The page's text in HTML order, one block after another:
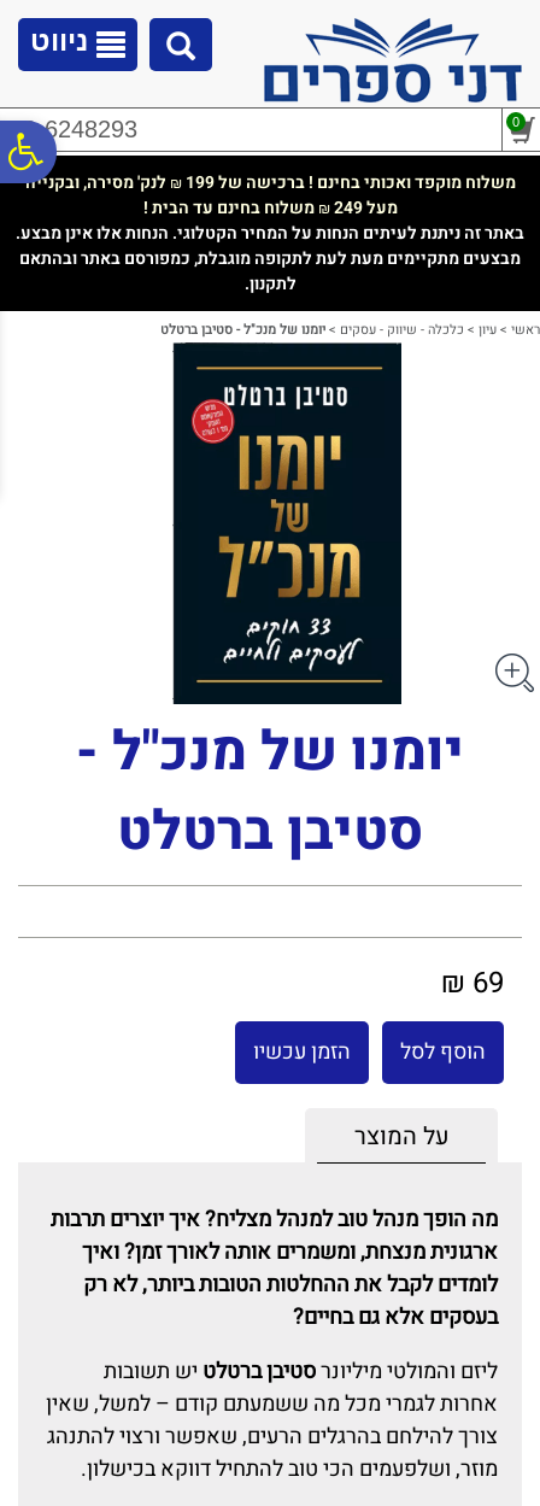
נגישות
ניווט
02-6248293 0
משלוח מוקפד ואכותי בחינם ! ברכישה של 199 ₪ לנק' מסירה, ובקנייה
מעל 249
₪משלוח בחינם עד הבית !
באתר זה ניתנת לעיתים הנחות על המחיר הקטלוגי. הנחות אלו אינן מבצע.
מבצעים מתקיימים מעת לעת לתקופה מוגבלת, כמפורסם באתר ובהתאם
לתקנון.
ראשי >עיון > כלכלה - שיווק - עסקים >יומנו של מנכ"ל - סטיבן ברטלט
יומנו של מנכ"ל -
סטיבן ברטלט
69 ₪
הוסף לסל הזמן עכשיו
על המוצר
מה הופך מנהל טוב למנהל מצליח? איך יוצרים תרבות
ארגונית מנצחת, ומשמרים אותה לאורך זמן? ואיך
לומדים לקבל את ההחלטות הטובות ביותר, לא רק
בעסקים אלא גם בחיים?
ליזם והמולטי מיליונרסטיבן ברטלט יש תשובות
אחרות לגמרי מכל מה ששמעתם קודם – למשל, שאין
צורך להילחם בהרגלים הרעים, שאפשר ורצוי להתנהג
מוזר, ושלפעמים הכי טוב להתחיל דווקא בכישלון.